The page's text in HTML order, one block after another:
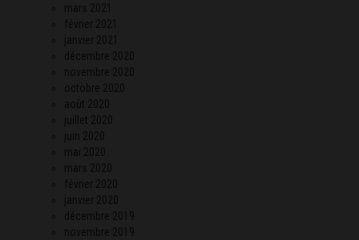
mars 2021
février 2021
janvier 2021
décembre 2020
novembre 2020
octobre 2020
août 2020
juillet 2020
juin 2020
mai 2020
mars 2020
février 2020
janvier 2020
décembre 2019
novembre 2019